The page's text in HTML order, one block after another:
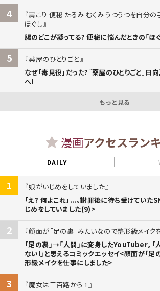
4
肩こり 便秘 たるみ むくみ うつうつを自分の
ほぐし
腸のどこが凝ってる? 便秘に悩んだときの「ほ
5
薬屋のひとりごと
なぜ「毒見役」だった?『薬屋のひとりごと』日
へ!
もっと見る
漫画アクセスラン
DAILY
1
娘がいじめをしていました
「え? 何よこれ」...。謝罪後に待ち受けていた
じめをしていました(9)>
2
顔面が「足の裏」みたいなので整形級メイク
「足の裏」→「人間」に変身したYouTuber。「
ない!」と思えるコミックエッセイ<顔面が「足
形級メイクを仕事にしました>
3
魔女は三百路から 1